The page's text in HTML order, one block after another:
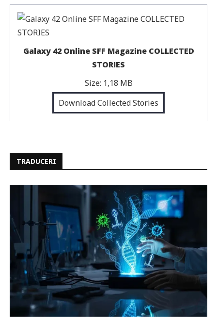
Galaxy 42 Online SFF Magazine COLLECTED
STORIES
Size: 1,18 MB
Download Collected Stories
TRADUCERI